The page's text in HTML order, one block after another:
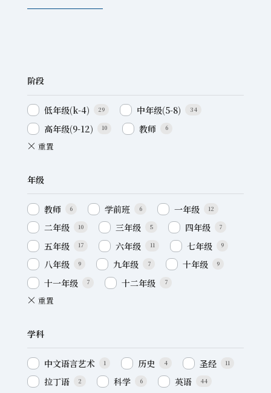
阶段
低年级(k-4) 29 中年级(5-8) 34
高年级(9-12) 10 教师 6
年级
教师 6 学前班 6 一年级 12
二年级 10 三年级 5 四年级 7
五年级 17 六年级 11 七年级 9
八年级 9 九年级 7 十年级 9
十一年级 7 十二年级 7
学科
中文语言艺术 1 历史 4 圣经 11
拉丁语 2 科学 6 英语 44